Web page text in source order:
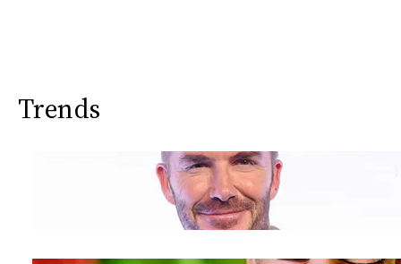
Trends